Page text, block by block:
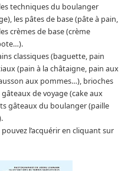
techniques du boulanger
les pâtes de base (pâte à pain,
crèmes de base (crème
classiques (baguette, pain
(pain à la châtaigne, pain aux
aux pommes…), brioches
de voyage (cake aux
gâteaux du boulanger (paille
l’acquérir en cliquant sur